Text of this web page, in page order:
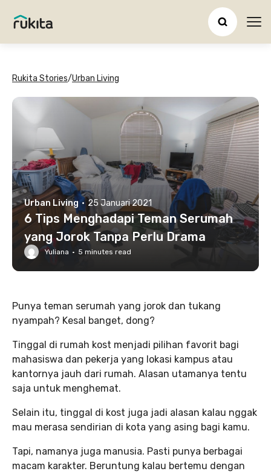
Rukita Stories/Urban Living
Urban Living · 25 Januari 2021
6 Tips Menghadapi Teman Serumah
yang Jorok Tanpa Perlu Drama
Yuliana · 5 minutes read
Punya teman serumah yang jorok dan tukang
nyampah? Kesal banget, dong?
Tinggal di rumah kost menjadi pilihan favorit bagi
mahasiswa dan pekerja yang lokasi kampus atau
kantornya jauh dari rumah. Alasan utamanya tentu
saja untuk menghemat.
Selain itu, tinggal di kost juga jadi alasan kalau nggak
mau merasa sendirian di kota yang asing bagi kamu.
Tapi, namanya juga manusia. Pasti punya berbagai
macam karakter. Beruntung kalau bertemu dengan